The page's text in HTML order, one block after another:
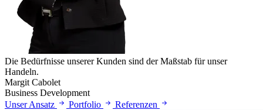
Die Bedürfnisse unserer Kunden sind der Maßstab für unser
Handeln.
Margit Cabolet
Business Development
Unser Ansatz
Portfolio Referenzen